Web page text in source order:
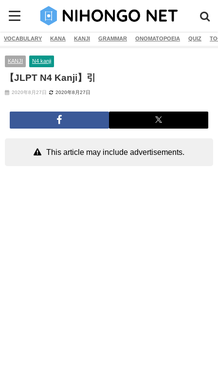
VOCABULARY KANA KANJI GRAMMAR ONOMATOPOEIA QUIZ
KANJI N4 kanji
【JLPT N4 Kanji】引
2020年8月27日 2020年8月27日
This article may include advertisements.